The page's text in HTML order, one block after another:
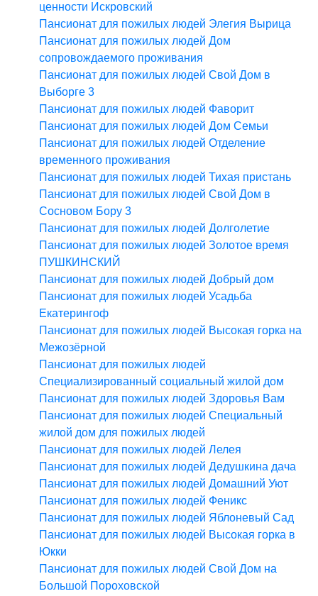
ценности Искровский
Пансионат для пожилых людей Элегия Вырица
Пансионат для пожилых людей Дом
сопровождаемого проживания
Пансионат для пожилых людей Свой Дом в
Выборге 3
Пансионат для пожилых людей Фаворит
Пансионат для пожилых людей Дом Семьи
Пансионат для пожилых людей Отделение
временного проживания
Пансионат для пожилых людей Тихая пристань
Пансионат для пожилых людей Свой Дом в
Сосновом Бору 3
Пансионат для пожилых людей Долголетие
Пансионат для пожилых людей Золотое время
ПУШКИНСКИЙ
Пансионат для пожилых людей Добрый дом
Пансионат для пожилых людей Усадьба
Екатерингоф
Пансионат для пожилых людей Высокая горка на
Межозёрной
Пансионат для пожилых людей
Специализированный социальный жилой дом
Пансионат для пожилых людей Здоровья Вам
Пансионат для пожилых людей Специальный
жилой дом для пожилых людей
Пансионат для пожилых людей Лелея
Пансионат для пожилых людей Дедушкина дача
Пансионат для пожилых людей Домашний Уют
Пансионат для пожилых людей Феникс
Пансионат для пожилых людей Яблоневый Сад
Пансионат для пожилых людей Высокая горка в
Юкки
Пансионат для пожилых людей Свой Дом на
Большой Пороховской